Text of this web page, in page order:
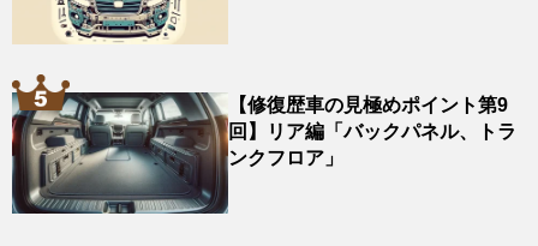
【修復歴車の見極めポイント第9
回】リア編「バックパネル、トラ
ンクフロア」